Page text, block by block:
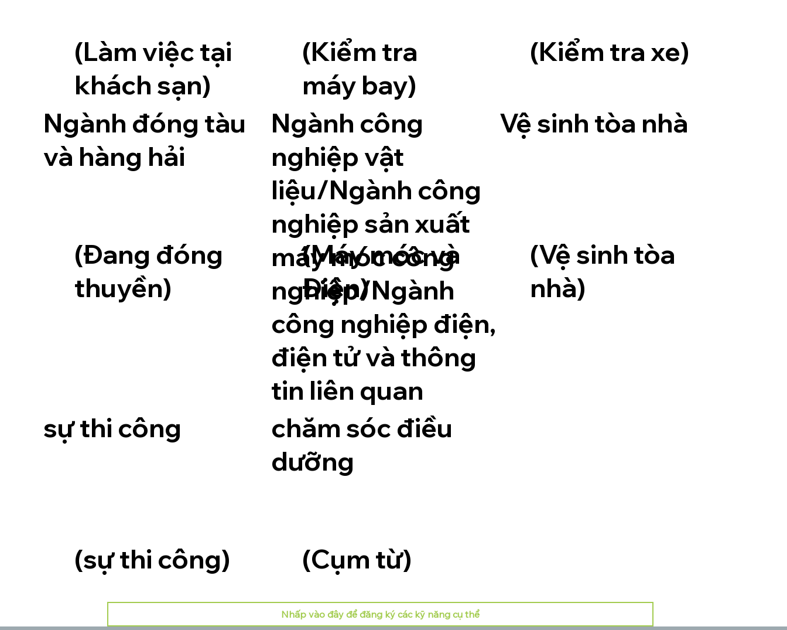
(Làm việc tại
khách sạn)
(Kiểm tra
máy bay)
(Kiểm tra xe)
Ngành đóng tàu
và hàng hải
(Đang đóng
thuyền)
Ngành công
nghiệp vật
liệu/Ngành công
nghiệp sản xuất
máy móc công
nghiệp/Ngành
công nghiệp điện,
điện tử và thông
tin liên quan
(Máy móc và
Điện)
Vệ sinh tòa nhà
(Vệ sinh tòa
nhà)
sự thi công
(sự thi công)
chăm sóc điều
dưỡng
(Cụm từ)
Nhấp vào đây để đăng ký các kỹ năng cụ thể